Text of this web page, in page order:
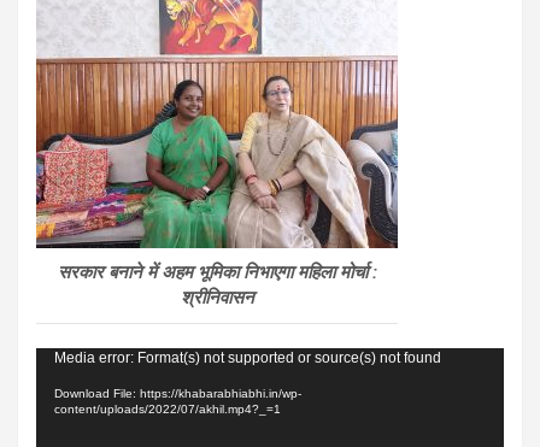
सरकार बनाने में अहम भूमिका निभाएगा महिला मोर्चा :
श्रीनिवासन
Video
Player
Media error: Format(s) not supported or source(s) not found
Download File: https://khabarabhiabhi.in/wp-
content/uploads/2022/07/akhil.mp4?_=1